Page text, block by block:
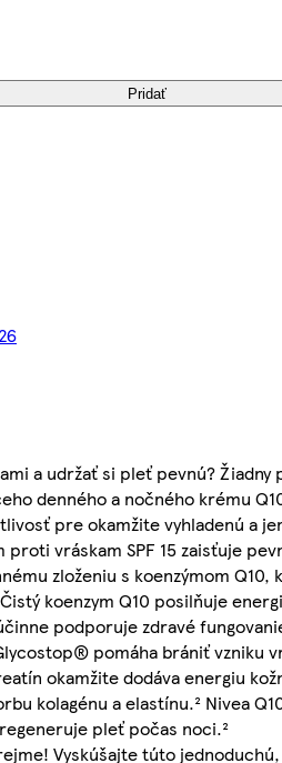
Pridať
a udržať si pleť pevnú? Žiadny
denného a nočného krému
pre okamžite vyhladenú a
proti vráskam SPF 15 zaisťuje
zloženiu s koenzýmom Q10,
koenzym Q10 posilňuje
podporuje zdravé
pomáha brániť vzniku
okamžite dodáva energiu
kolagénu a elastínu.² Nivea
pleť počas noci.²
Vyskúšajte túto